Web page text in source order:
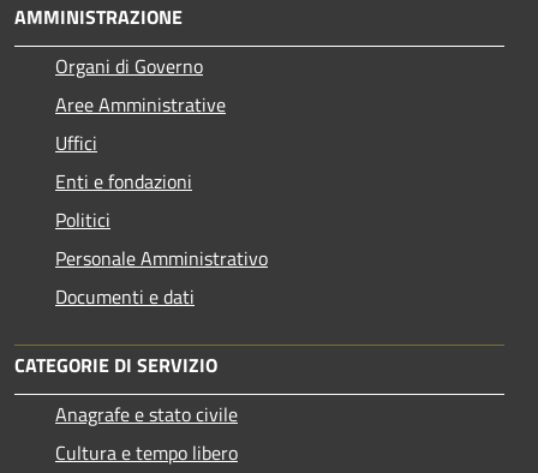
AMMINISTRAZIONE
Organi di Governo
Aree Amministrative
Uffici
Enti e fondazioni
Politici
Personale Amministrativo
Documenti e dati
CATEGORIE DI SERVIZIO
Anagrafe e stato civile
Cultura e tempo libero